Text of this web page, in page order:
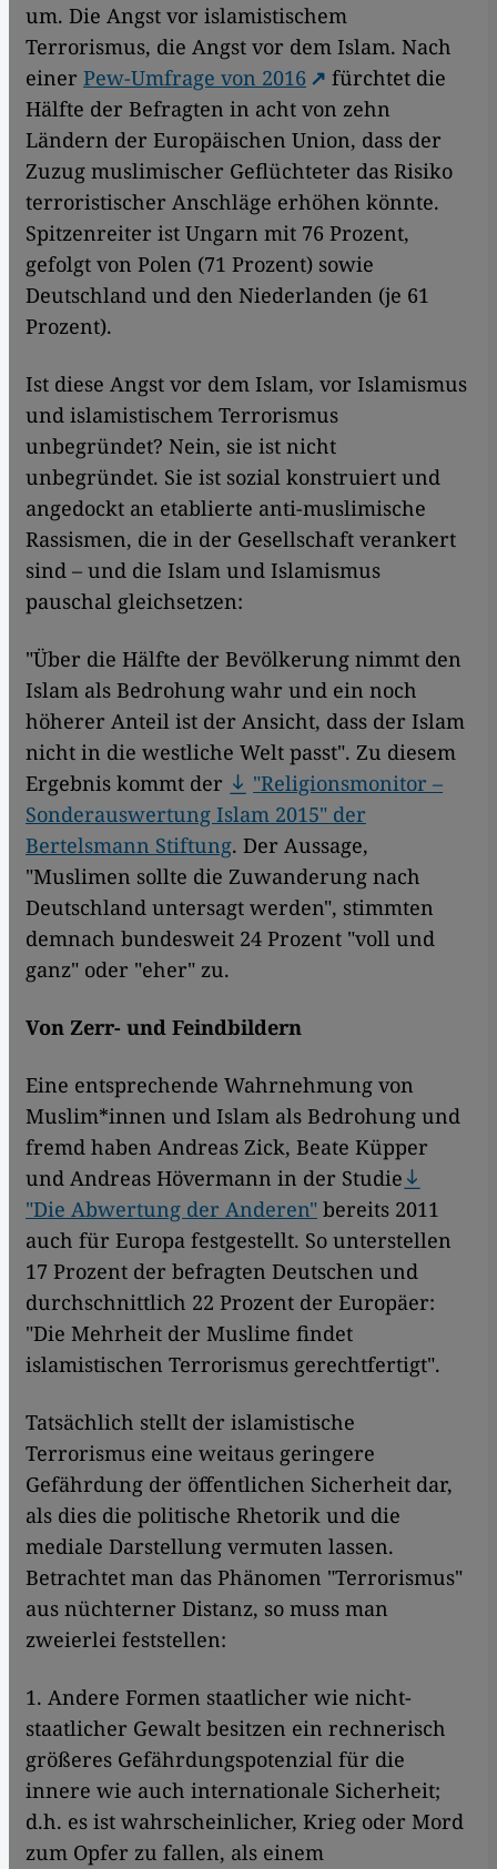
um. Die Angst vor islamistischem
Terrorismus, die Angst vor dem Islam. Nach
einer Pew-Umfrage von 2016
fürchtet die
Hälfte der Befragten in acht von zehn
Ländern der Europäischen Union, dass der
Zuzug muslimischer Geflüchteter das Risiko
terroristischer Anschläge erhöhen könnte.
Spitzenreiter ist Ungarn mit 76 Prozent,
gefolgt von Polen (71 Prozent) sowie
Deutschland und den Niederlanden (je 61
Prozent).
Ist diese Angst vor dem Islam, vor Islamismus
und islamistischem Terrorismus
unbegründet? Nein, sie ist nicht
unbegründet. Sie ist sozial konstruiert und
angedockt an etablierte anti-muslimische
Rassismen, die in der Gesellschaft verankert
sind – und die Islam und Islamismus
pauschal gleichsetzen:
"Über die Hälfte der Bevölkerung nimmt den
Islam als Bedrohung wahr und ein noch
höherer Anteil ist der Ansicht, dass der Islam
nicht in die westliche Welt passt". Zu diesem
Ergebnis kommt der
"Religionsmonitor –
Sonderauswertung Islam 2015" der
Bertelsmann Stiftung. Der Aussage,
"Muslimen sollte die Zuwanderung nach
Deutschland untersagt werden", stimmten
demnach bundesweit 24 Prozent "voll und
ganz" oder "eher" zu.
Von Zerr- und Feindbildern
Eine entsprechende Wahrnehmung von
Muslim*innen und Islam als Bedrohung und
fremd haben Andreas Zick, Beate Küpper
und Andreas Hövermann in der Studie
"Die Abwertung der Anderen" bereits 2011
auch für Europa festgestellt. So unterstellen
17 Prozent der befragten Deutschen und
durchschnittlich 22 Prozent der Europäer:
"Die Mehrheit der Muslime findet
islamistischen Terrorismus gerechtfertigt".
Tatsächlich stellt der islamistische
Terrorismus eine weitaus geringere
Gefährdung der öffentlichen Sicherheit dar,
als dies die politische Rhetorik und die
mediale Darstellung vermuten lassen.
Betrachtet man das Phänomen "Terrorismus"
aus nüchterner Distanz, so muss man
zweierlei feststellen:
1. Andere Formen staatlicher wie nicht-
staatlicher Gewalt besitzen ein rechnerisch
größeres Gefährdungspotenzial für die
innere wie auch internationale Sicherheit;
d.h. es ist wahrscheinlicher, Krieg oder Mord
zum Opfer zu fallen, als einem